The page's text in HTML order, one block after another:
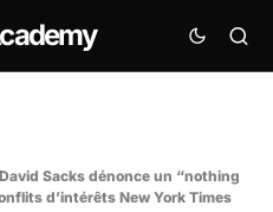
David Sacks dénonce un “nothing
d’intérêts New York Times